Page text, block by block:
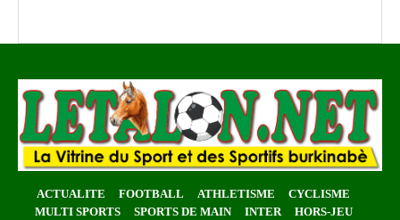
ACTUALITE FOOTBALL ATHLETISME
CYCLISME
MULTI SPORTS
SPORTS DE MAIN INTER
HORS-JEU